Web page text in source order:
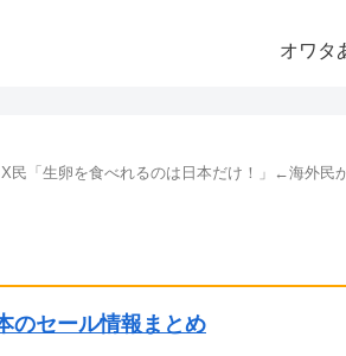
オワタ
X民「生卵を食べれるのは日本だけ！」←海外民
のセール情報まとめ